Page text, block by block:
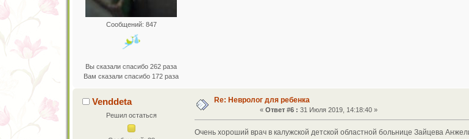
Сообщений: 847
Вы сказали спасибо 262 раза
Вам сказали спасибо 172 раза
Venddeta
Решил остаться
Re: Невролог для ребенка
« Ответ #6 : 31 Июля 2019, 14:18:40 »
Очень хороший врач в калужской детской областной больнице Зайцева